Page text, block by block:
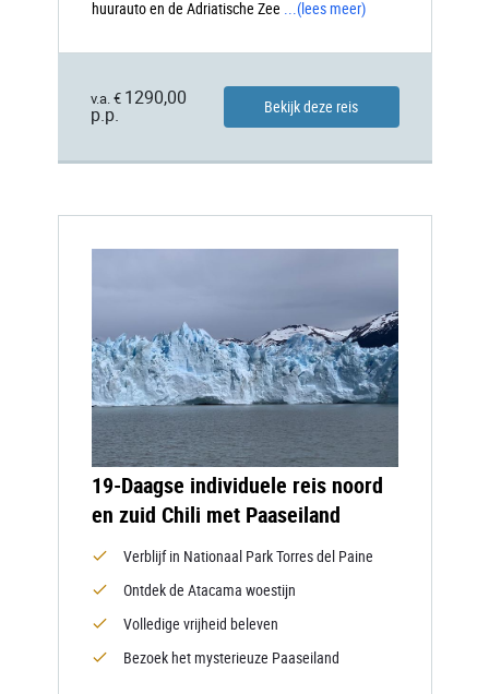
huurauto en de Adriatische Zee ...(lees meer)
v.a. € 1290,00
p.p.
Bekijk deze reis
19-Daagse individuele reis noord
en zuid Chili met Paaseiland
Verblijf in Nationaal Park Torres del Paine
Ontdek de Atacama woestijn
Volledige vrijheid beleven
Bezoek het mysterieuze Paaseiland